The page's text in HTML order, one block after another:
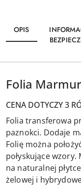
OPIS
Folia
CENA DOTYCZY 3
Folia transferowa
paznokci. Dodaje
Folię można
połyskujące
na naturalnej
żelowej i